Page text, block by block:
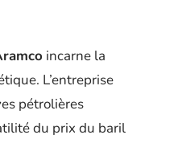
incarne la
L’entreprise
pétrolières
du prix du baril